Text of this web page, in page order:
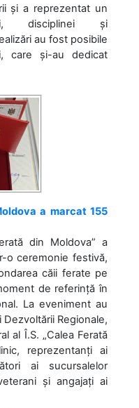
și a reprezentat un
disciplinei și
au fost posibile
care și-au dedicat
a marcat 155
din Moldova” a
o ceremonie festivă,
căii ferate pe
de referință în
La eveniment au
Regionale,
al Î.S. „Calea Ferată
reprezentanți ai
ai sucursalelor
și angajați ai